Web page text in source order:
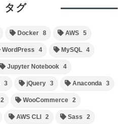
タグ
Docker 8 AWS 5
WordPress 4 MySQL 4
Jupyter Notebook 4
3 jQuery 3 Anaconda 3
2 WooCommerce 2
AWS CLI 2 Sass 2